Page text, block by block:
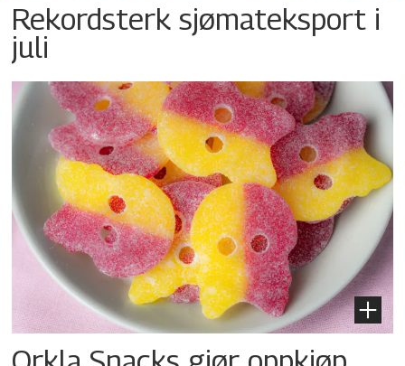
Rekordsterk sjømateksport i
juli